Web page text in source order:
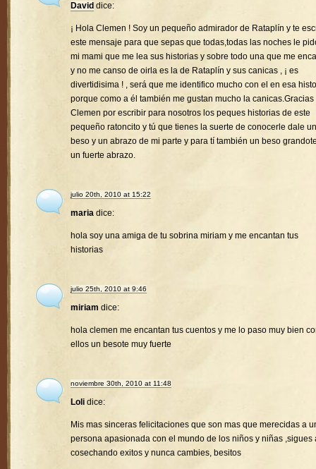
David dice:
¡ Hola Clemen ! Soy un pequeño admirador de Rataplín y te
este mensaje para que sepas que todas,todas las noches le
mi mami que me lea sus historias y sobre todo una que me
y no me canso de oirla es la de Rataplín y sus canicas , ¡ es
divertidisima ! , será que me identifico mucho con el en esa
porque como a él también me gustan mucho la canicas.Gracias
Clemen por escribir para nosotros los peques historias de este
pequeño ratoncito y tú que tienes la suerte de conocerle dale un
beso y un abrazo de mi parte y para tí también un beso
un fuerte abrazo.
julio 20th, 2010 at 15:22
maria dice:
hola soy una amiga de tu sobrina miriam y me encantan tus
historias
julio 25th, 2010 at 9:46
miriam dice:
hola clemen me encantan tus cuentos y me lo paso muy bien
ellos un besote muy fuerte
noviembre 30th, 2010 at 11:48
Loli dice:
Mis mas sinceras felicitaciones que son mas que merecidas a
persona apasionada con el mundo de los niños y niñas ,sigues
cosechando exitos y nunca cambies, besitos